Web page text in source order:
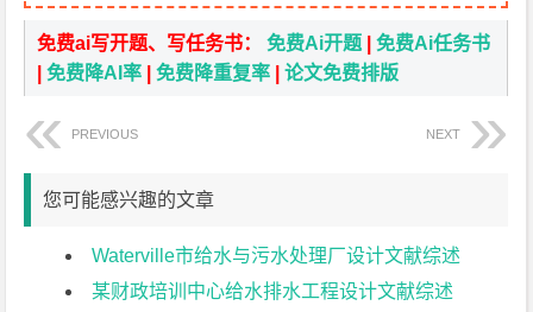
免费ai写开题、写任务书：免费Ai开题 |免费Ai任务书
|免费降AI率 |免费降重复率 |论文免费排版
PREVIOUS NEXT
您可能感兴趣的文章
Waterville市给水与污水处理厂设计文献综述
某财政培训中心给水排水工程设计文献综述